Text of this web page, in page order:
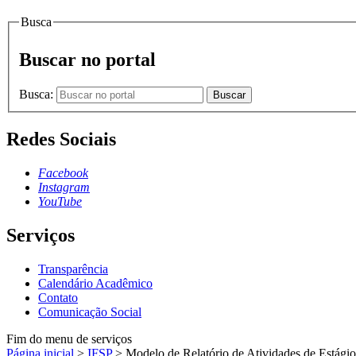
Busca
Buscar no portal
Busca: Buscar
Redes Sociais
Facebook
Instagram
YouTube
Serviços
Transparência
Calendário Acadêmico
Contato
Comunicação Social
Fim do menu de serviços
Página inicial > IFSP > Modelo de Relatório de Atividades de